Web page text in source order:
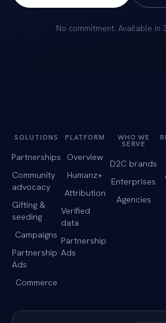
No commitment. Available in
SOLUTIONS
Partnerships
Community
advocacy
Gifting &
seeding
Campaigns
Partnership
Ads
Commerce
PLATFORM
Overview
Humanz+
Attribution
Verified
data
Partnership
Ads
WHO WE
SERVE
D2C brands
Enterprises
Agencies